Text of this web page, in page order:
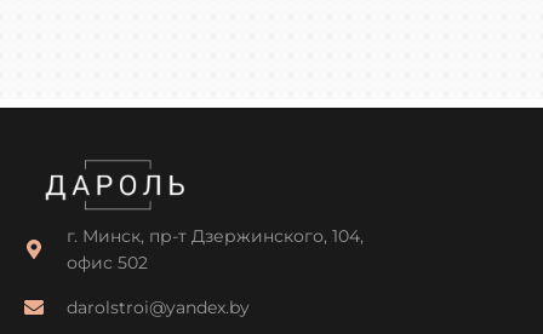
г. Минск, пр-т Дзержинского, 104,
офис 502
darolstroi@yandex.by